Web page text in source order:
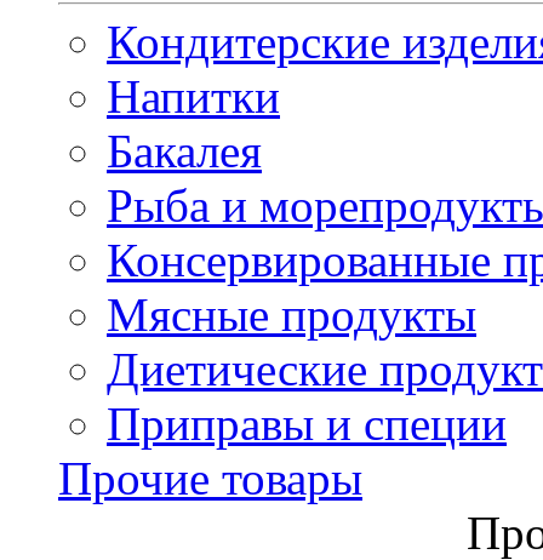
Кондитерские
Напитки
Бакалея
Рыба и
Консервированные
Мясные продукты
Диетические
Приправы и специи
Прочие товары